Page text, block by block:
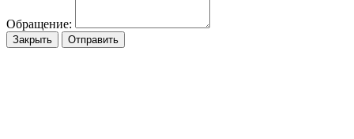
Обращение:
Закрыть Отправить